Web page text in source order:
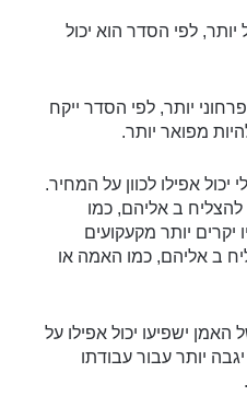
לפי הסדר הוא יכול
יותר, לפי הסדר ייקח
מפואר יותר.
יכול אפילו לכוון על המחיר.
ב אליהם, כמו
יקרים יותר מקעקועים
ב אליהם, כמו האמה או
האמן ישפיעו יכול אפילו על
יותר עבור עבודתו